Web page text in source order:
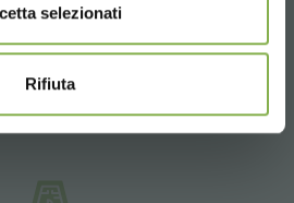
selezionati
Rifiuta
prêts à être livrés